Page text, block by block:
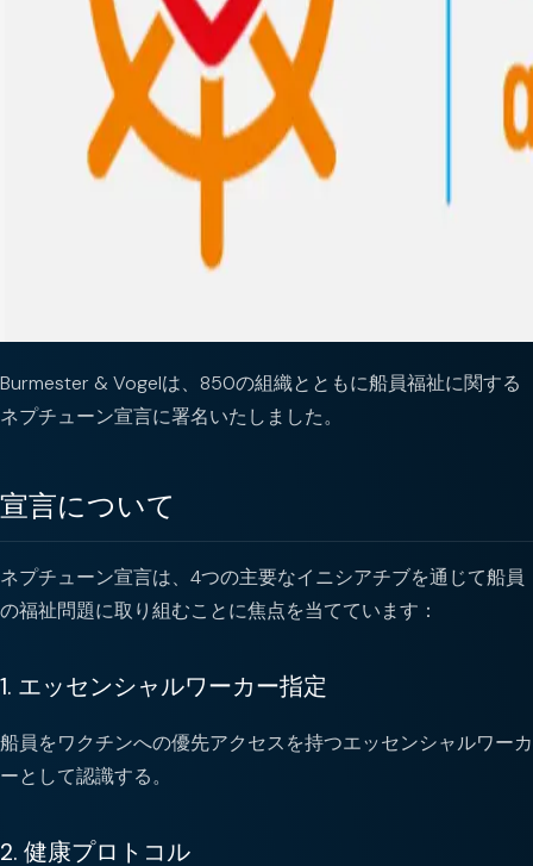
Burmester & Vogelは、850の組織とともに船員福祉に関する
ネプチューン宣言に署名いたしました。
宣言について
ネプチューン宣言は、4つの主要なイニシアチブを通じて船員
の福祉問題に取り組むことに焦点を当てています：
1. エッセンシャルワーカー指定
船員をワクチンへの優先アクセスを持つエッセンシャルワーカ
ーとして認識する。
2. 健康プロトコル